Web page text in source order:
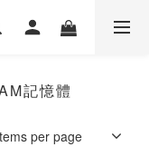
記憶體
per page